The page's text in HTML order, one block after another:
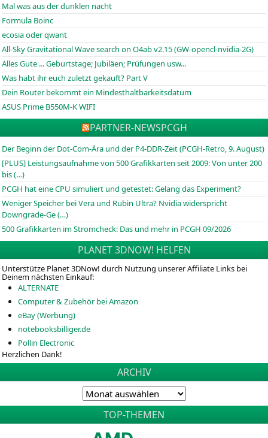
Mal was aus der dunklen nacht
Formula Boinc
ecosia oder qwant
All-Sky Gravitational Wave search on O4ab v2.15 (GW-opencl-nvidia-2G)
Alles Gute ... Geburtstage; Jubiläen; Prüfungen usw...
Was habt ihr euch zuletzt gekauft? Part V
Dein Router bekommt ein Mindesthaltbarkeitsdatum
ASUS Prime B550M-K WIFI
PARTNER-NEWSPCGH
Der Beginn der Dot-Com-Ära und der P4-DDR-Zeit (PCGH-Retro, 9. August)
[PLUS] Leistungsaufnahme von 500 Grafikkarten seit 2009: Von unter 200
bis (…)
PCGH hat eine CPU simuliert und getestet: Gelang das Experiment?
Weniger Speicher bei Vera und Rubin Ultra? Nvidia widerspricht
Downgrade-Ge (…)
500 Grafikkarten im Stromcheck: Das und mehr in PCGH 09/2026
PLANET 3DNOW! HELFEN
Unterstütze Planet 3DNow! durch Nutzung unserer Affiliate Links bei
Deinem nächsten Einkauf:
ALTERNATE
Computer & Zubehör bei Amazon
eBay (Werbung)
notebooksbilliger.de
Pollin Electronic
Herzlichen Dank!
ARCHIV
TOP-THEMEN